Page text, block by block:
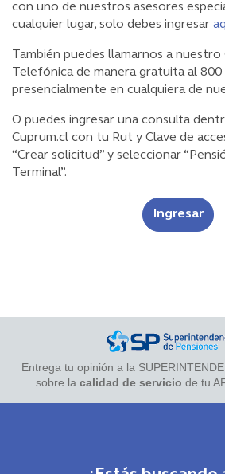
con uno de nuestros asesores
cualquier lugar, solo debes ingresar
También puedes llamarnos a
Telefónica de manera gratuita al 800
presencialmente en cualquiera de
O puedes ingresar una consulta
Cuprum.cl con tu Rut y Clave de
“Crear solicitud” y seleccionar
Terminal”.
Ingresar
Entrega tu opinión a la
sobre la calidad de servicio de tu